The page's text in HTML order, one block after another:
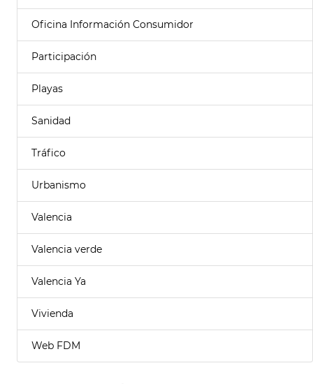
Oficina Información Consumidor
Participación
Playas
Sanidad
Tráfico
Urbanismo
Valencia
Valencia verde
Valencia Ya
Vivienda
Web FDM